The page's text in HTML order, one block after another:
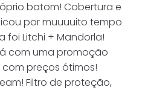
batom! Cobertura e
por muuuuito tempo
foi Litchi + Mandorla!
com uma promoção
preços ótimos!
Filtro de proteção,